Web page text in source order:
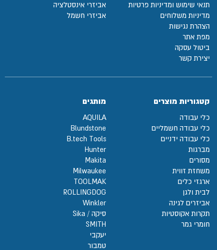
תנאי שימוש ומדיניות פרטיות
מדיניות משלוחים
הצהרת נגישות
מפת אתר
ביטול עסקה
יצירת קשר
אביזרי אינסטלציה
אביזרי חשמל
קטגוריות מוצרים
כלי עבודה
כלי עבודה חשמליים
כלי עבודה ידניים
מברגות
מסורים
משחזת זווית
ארגזי כלים
לבית ולגן
אביזרים לגינה
תקרות אקוסטיות
חומרי גמר
מותגים
AQUILA
Blundstone
B.tech Tools
Hunter
Makita
Milwaukee
TOOLMAK
ROLLINGDOG
Winkler
סיקה / Sika
SMITH
יעקבי
טמבור